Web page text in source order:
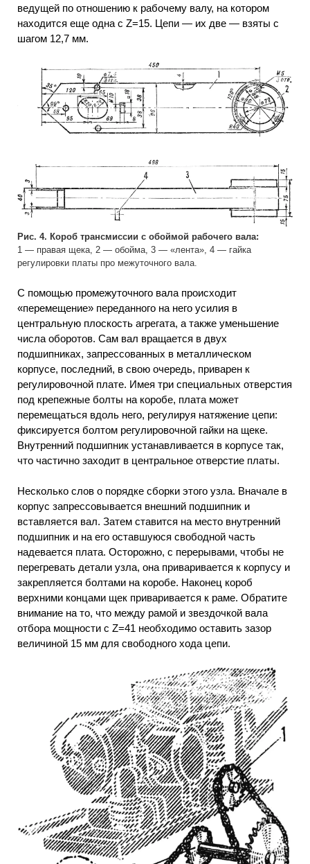
ведущей по отношению к рабочему валу, на котором
находится еще одна с Z=15. Цепи — их две — взяты с
шагом 12,7 мм.
Рис. 4. Короб трансмиссии с обоймой рабочего вала:
1 — правая щека, 2 — обойма, 3 — «лента», 4 — гайка
регулировки платы про межуточного вала.
С помощью промежуточного вала происходит
«перемещение» переданного на него усилия в
центральную плоскость агрегата, а также уменьшение
числа оборотов. Сам вал вращается в двух
подшипниках, запрессованных в металлическом
корпусе, последний, в свою очередь, приварен к
регулировочной плате. Имея три специальных отверстия
под крепежные болты на коробе, плата может
перемещаться вдоль него, регулируя натяжение цепи:
фиксируется болтом регулировочной гайки на щеке.
Внутренний подшипник устанавливается в корпусе так,
что частично заходит в центральное отверстие платы.
Несколько слов о порядке сборки этого узла. Вначале в
корпус запрессовывается внешний подшипник и
вставляется вал. Затем ставится на место внутренний
подшипник и на его оставшуюся свободной часть
надевается плата. Осторожно, с перерывами, чтобы не
перегревать детали узла, она приваривается к корпусу и
закрепляется болтами на коробе. Наконец короб
верхними концами щек приваривается к раме. Обратите
внимание на то, что между рамой и звездочкой вала
отбора мощности с Z=41 необходимо оставить зазор
величиной 15 мм для свободного хода цепи.